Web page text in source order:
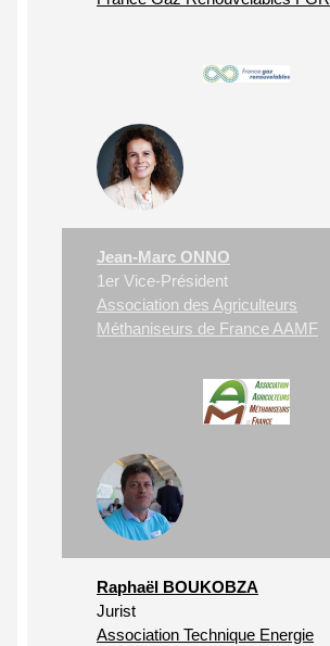
Jean-Marc ONNO
1er Vice-Président
Association des Agriculteurs
Méthaniseurs de France AAMF
Raphaël BOUKOBZA
Jurist
Association Technique Energie